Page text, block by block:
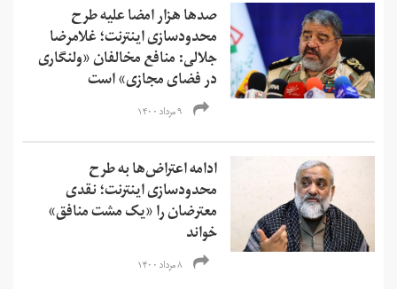
صدها هزار امضا علیه طرح
محدودسازی اینترنت؛ غلامرضا
جلالی: منافع مخالفان «ولنگاری
در فضای مجازی» است
۹ مرداد ۱۴۰۰
ادامه اعتراض‌ها به طرح
محدودسازی اینترنت؛ نقدی
معترضان را «یک مشت منافق»
خواند
۸ مرداد ۱۴۰۰